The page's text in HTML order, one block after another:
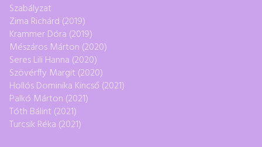
Szabályzat
Zima Richárd (2019)
Krammer Dóra (2019)
Mészáros Márton (2020)
Seres Lili Hanna (2020)
Szövérffy Margit (2020)
Hollós Dominika Kincső (2021)
Palkó Márton (2021)
Tóth Bálint (2021)
Turcsik Réka (2021)